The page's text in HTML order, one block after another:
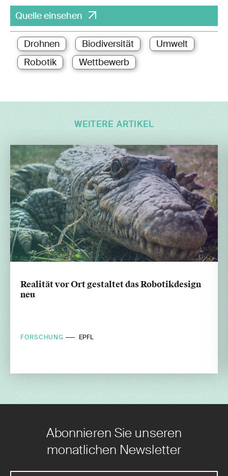
Quelle einsehen
Drohnen Biodiversität
Umwelt
Robotik
Wettbewerb
WEITERE ARTIKEL
Realität vor Ort gestaltet das Robotikdesign
neu
FORSCHUNG EPFL
Abonnieren Sie unseren
monatlichen Newsletter